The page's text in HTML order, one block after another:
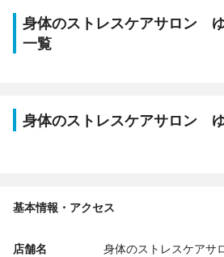
身体のストレスケアサロン
一覧
身体のストレスケアサロン
基本情報・アクセス
店舗名 身体のストレスケア